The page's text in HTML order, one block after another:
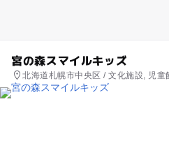
宮の森スマイルキッズ
北海道札幌市中央区 / 文化施設, 児童